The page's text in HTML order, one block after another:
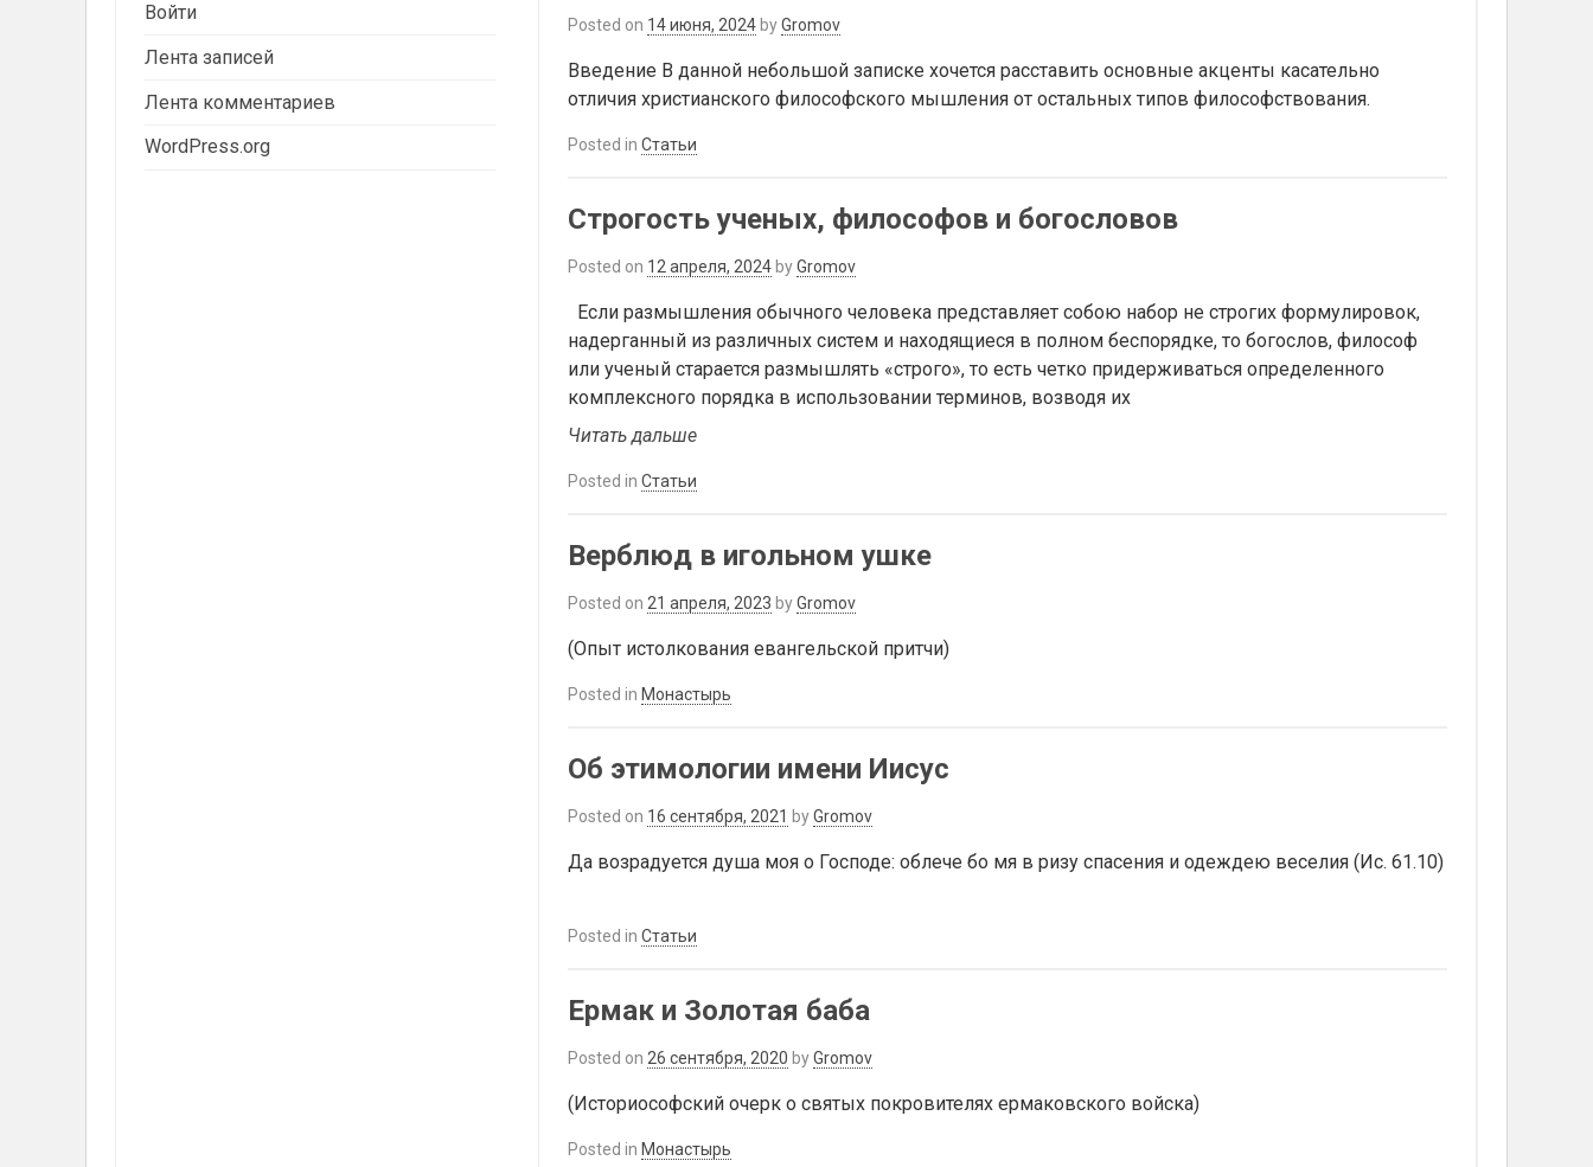
Posted on 14 июня, 2024byGromov
Введение В данной небольшой записке хочется расставить основные акценты касательно
отличия христианского философского мышления от остальных типов философствования.
Posted in Статьи
Строгость ученых, философов и богословов
Posted on 12 апреля, 2024byGromov
Если размышления обычного человека представляет собою набор не строгих формулировок,
надерганный из различных систем и находящиеся в полном беспорядке, то богослов, философ
или ученый старается размышлять «строго», то есть четко придерживаться определенного
комплексного порядка в использовании терминов, возводя их
Читать дальше
Posted in Статьи
Верблюд в игольном ушке
Posted on 21 апреля, 2023 byGromov
(Опыт истолкования евангельской притчи)
Posted in Монастырь
Об этимологии имени Иисус
Posted on 16 сентября, 2021 byGromov
Да возрадуется душа моя о Господе: облече бо мя в ризу спасения и одеждею веселия (Ис. 61.10)
Posted in Статьи
Ермак и Золотая баба
Posted on 26 сентября, 2020 byGromov
(Историософский очерк о святых покровителях ермаковского войска)
Posted in Монастырь
Войти
Лента записей
Лента комментариев
WordPress.org